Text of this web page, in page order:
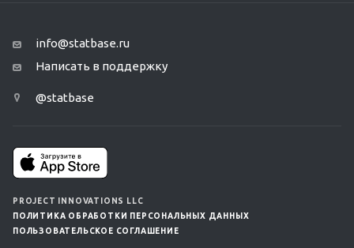
info@statbase.ru
Написать в поддержку
@statbase
PROJECT INNOVATIONS LLC
ПОЛИТИКА ОБРАБОТКИ ПЕРСОНАЛЬНЫХ ДАННЫХ
ПОЛЬЗОВАТЕЛЬСКОЕ СОГЛАШЕНИЕ